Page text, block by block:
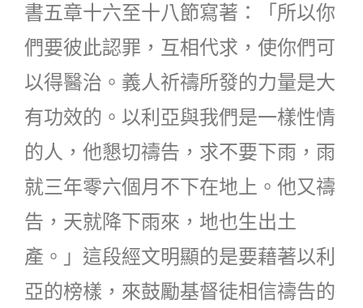
書五章十六至十八節寫著：「所以你
們要彼此認罪，互相代求，使你們可
以得醫治。義人祈禱所發的力量是大
有功效的。以利亞與我們是一樣性情
的人，他懇切禱告，求不要下雨，雨
就三年零六個月不下在地上。他又禱
告，天就降下雨來，地也生出土
產。」這段經文明顯的是要藉著以利
亞的榜樣，來鼓勵基督徒相信禱告的